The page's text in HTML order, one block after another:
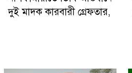
দুই মাদক কারবারী গ্রেফতার,